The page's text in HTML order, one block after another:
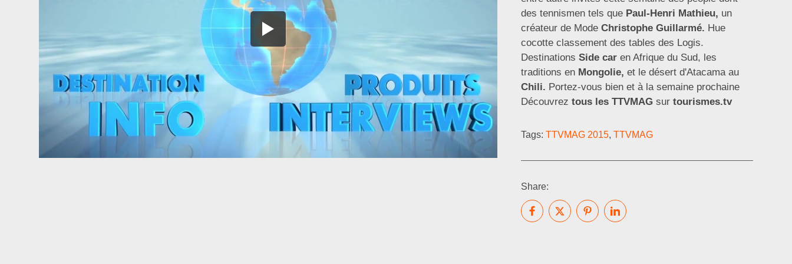
des tennismen tels que Paul-Henri Mathieu, un
créateur de ModeChristophe Guillarmé. Hue
cocotte classement des tables des Logis.
DestinationsSide car en Afrique du Sud, les
traditions en Mongolie, et le désert d'Atacama au
Chili. Portez-vous bien et à la semaine prochaine
Découvrez tous les TTVMAG surtourismes.tv
Tags:TTVMAG 2015,TTVMAG
Share: